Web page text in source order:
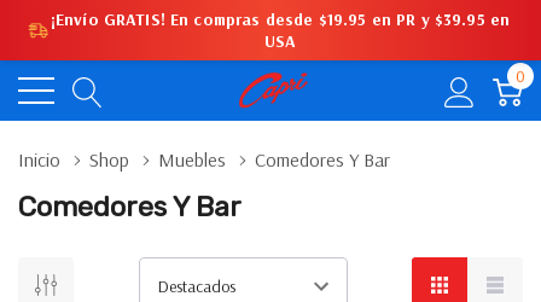
¡Envío GRATIS! En compras desde $19.95 en PR y $39.95 en
USA
0
Inicio Shop Muebles Comedores Y Bar
Comedores Y Bar